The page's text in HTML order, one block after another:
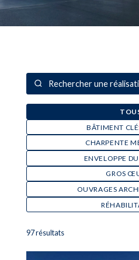
BÂTIMENT
CHARPENTE
ENVELOPPE
GROS
OUVRAGES
97 résultats